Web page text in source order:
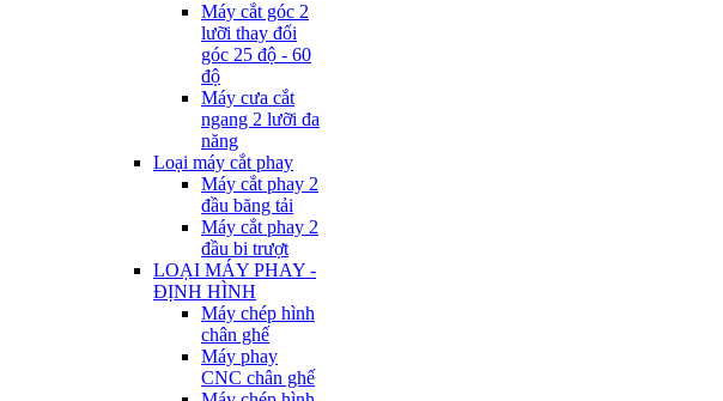
Máy cắt góc 2
lưỡi thay đổi
góc 25 độ - 60
độ
Máy cưa cắt
ngang 2 lưỡi đa
năng
Loại máy cắt phay
Máy cắt phay 2
đầu băng tải
Máy cắt phay 2
đầu bi trượt
LOẠI MÁY PHAY -
ĐỊNH HÌNH
Máy chép hình
chân ghế
Máy phay
CNC chân ghế